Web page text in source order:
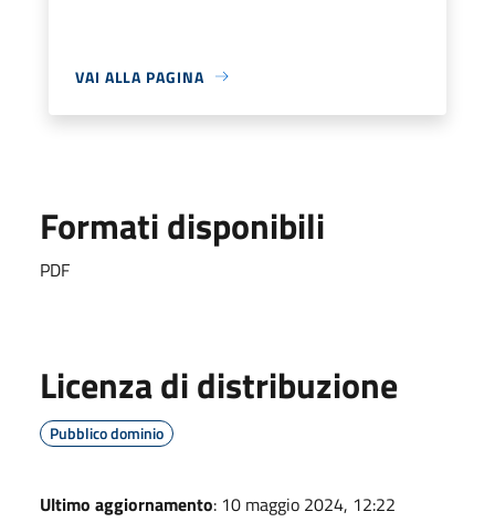
VAI ALLA PAGINA
Formati disponibili
PDF
Licenza di distribuzione
Pubblico dominio
Ultimo aggiornamento: 10 maggio 2024, 12:22